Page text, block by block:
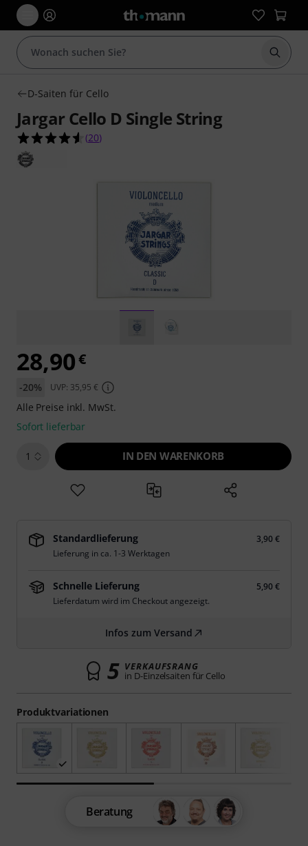
Suche
D-Saiten für Cello
Jargar Cello D Single String
4.6 von 5 Sternen aus 20 Kundenbewertungen
(20)
Produktvariationen
28,90€
-20% UVP: 35,95 €
Alle Preise inkl. MwSt.
Sofort lieferbar
1 IN DEN WARENKORB
Standardlieferung
3,90 €
Lieferung in ca. 1-3 Werktagen
Schnelle Lieferung
5,90 €
Lieferdatum wird im Checkout angezeigt.
Infos zum Versand
5 VERKAUFSRANG
in D-Einzelsaiten für Cello
Beratung